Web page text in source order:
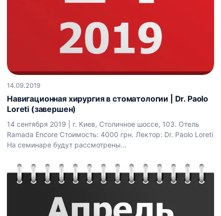
14.09.2019
Навигационная хирургия в стоматологии | Dr. Paolo
Loreti (завершен)
14 сентября 2019 | г. Киев, Столичное шоссе, 103. Отель
Ramada Encore Стоимость: 4000 грн. Лектор: Dr. Paolo Loreti
На семинаре будут рассмотрены…